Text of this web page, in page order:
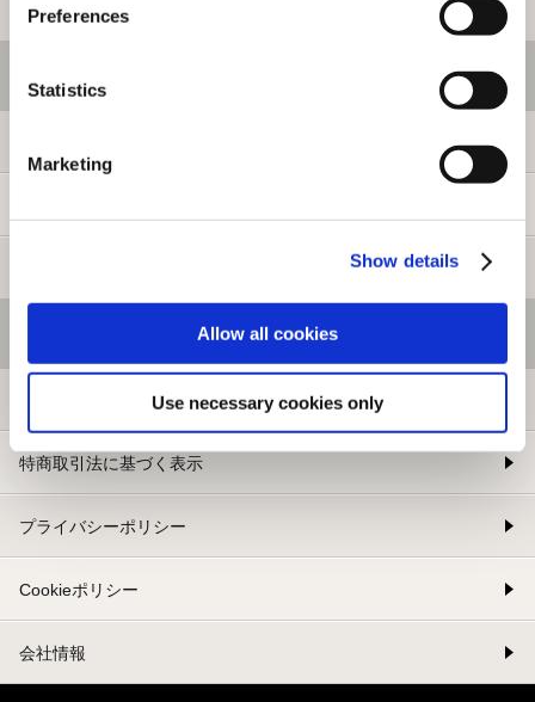
Preferences
Statistics
Marketing
Show details
Allow all cookies
Use necessary cookies only
提携サイト募集
会員メニュー
特商取引法に基づく表示
プライバシーポリシー
Cookieポリシー
会社情報